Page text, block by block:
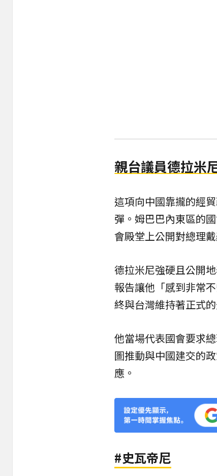
親台議員德拉米
這項向中國靠攏的經
彈。姆巴巴內東區的
會殿堂上公開對總理
德拉米尼強硬且公開
報告讓他「感到非常
終與台灣維持著正式的
他當場代表國會要求
圖推動與中國建交的
應。
#史瓦帝尼